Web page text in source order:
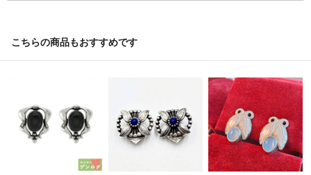
■お取引について
またお問い合わせの有無に関わらず、ご購入は先着順とさせて頂いてお
■注文後の配送先変更について
当店ではご注文確定後の配送先変更は対応できかねます。
ご注文前にご登録情報に誤りがないかご確認の上、ご注文手続きへお進
こちらの商品もおすすめです